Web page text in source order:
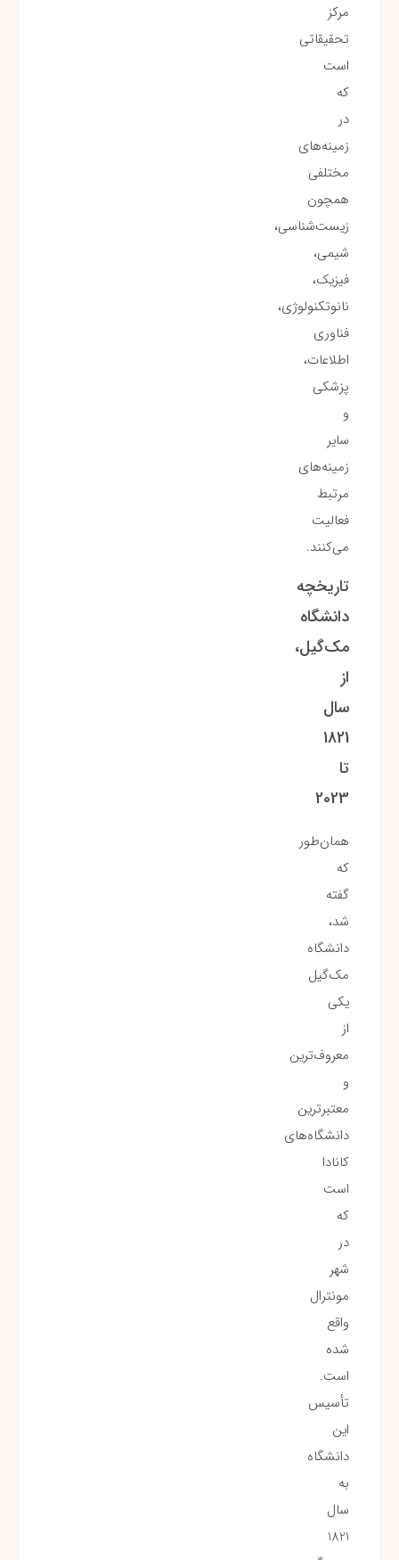
مرکز
تحقیقاتی
است
که
در
زمینه‌های
مختلفی
همچون
زیست‌شناسی،
شیمی،
فیزیک،
نانوتکنولوژی،
فناوری
اطلاعات،
پزشکی
و
سایر
زمینه‌های
مرتبط
فعالیت
می‌کنند.
تاریخچه
دانشگاه
مک‌گیل،
از
سال
1821
تا
2023
همان‌طور
که
گفته
شد،
دانشگاه
مک‌گیل
یکی
از
معروف‌ترین
و
معتبرترین
دانشگاه‌های
کانادا
است
که
در
شهر
مونترال
واقع
شده
است.
تأسیس
این
دانشگاه
به
سال
1821